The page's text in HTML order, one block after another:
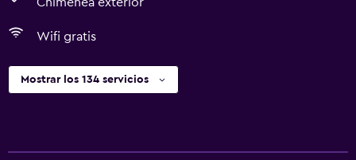
Wifi gratis
Mostrar los 134 servicios